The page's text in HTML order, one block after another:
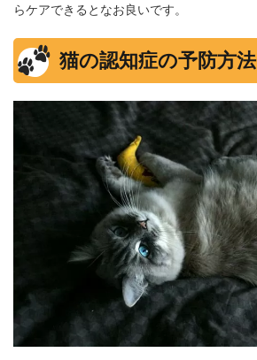
らケアできるとなお良いです。
猫の認知症の予防方法